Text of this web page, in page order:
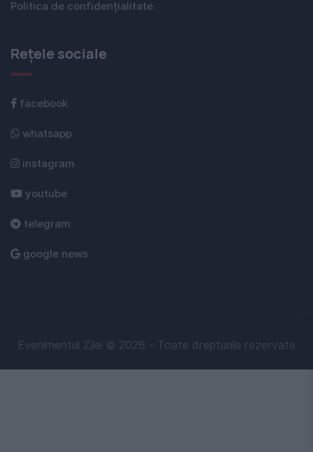
Politica de confidențialitate
Rețele sociale
facebook
whatsapp
instagram
youtube
telegram
google news
Evenimentul Zilei © 2026 - Toate drepturile rezervate